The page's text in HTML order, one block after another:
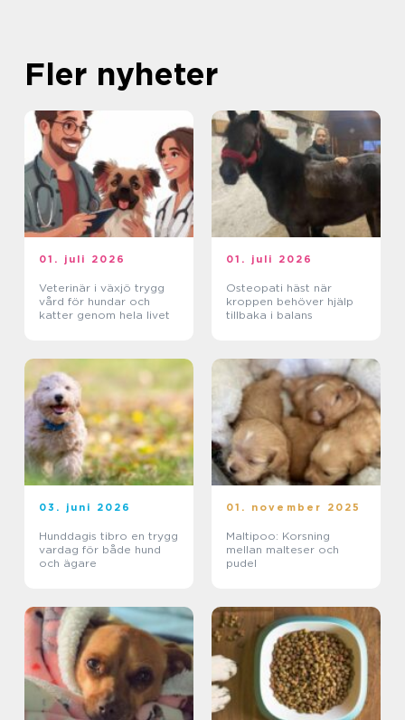
Fler nyheter
01. juli 2026
Veterinär i växjö trygg
vård för hundar och
katter genom hela livet
01. juli 2026
Osteopati häst när
kroppen behöver hjälp
tillbaka i balans
03. juni 2026
Hunddagis tibro en trygg
vardag för både hund
och ägare
01. november 2025
Maltipoo: Korsning
mellan malteser och
pudel